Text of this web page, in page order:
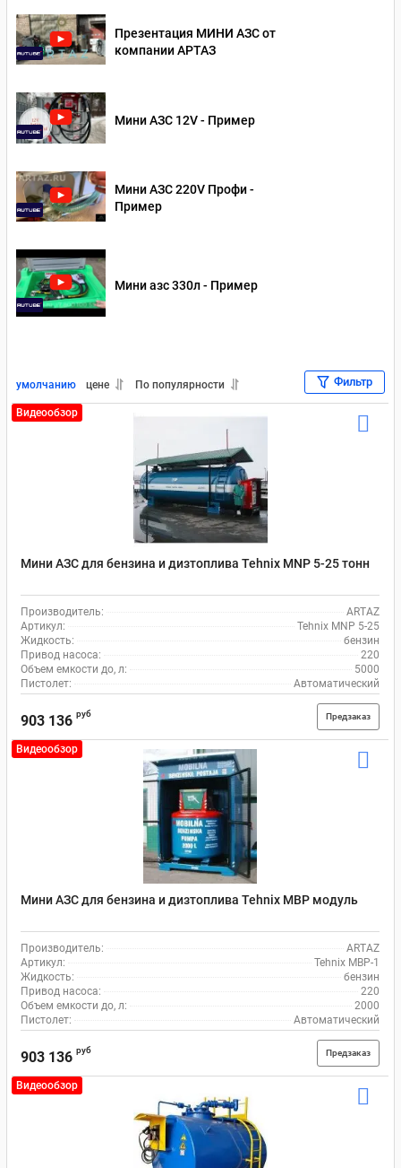
Презентация МИНИ АЗС от
компании АРТАЗ
Мини АЗС 12V - Пример
Мини АЗС 220V Профи -
Пример
Мини азс 330л - Пример
умолчанию цене По популярности Фильтр
Видеообзор
Мини АЗС для бензина и дизтоплива Tehnix MNP 5-25 тонн
Производитель:
ARTAZ
Артикул:
Tehnix MNP 5-25
Жидкость:
бензин
Привод насоса:
220
Объем емкости до, л:
5000
Пистолет:
Автоматический
903 136 руб Предзаказ
Видеообзор
Мини АЗС для бензина и дизтоплива Tehnix MBP модуль
Производитель:
ARTAZ
Артикул:
Tehnix MBP-1
Жидкость:
бензин
Привод насоса:
220
Объем емкости до, л:
2000
Пистолет:
Автоматический
903 136 руб Предзаказ
Видеообзор